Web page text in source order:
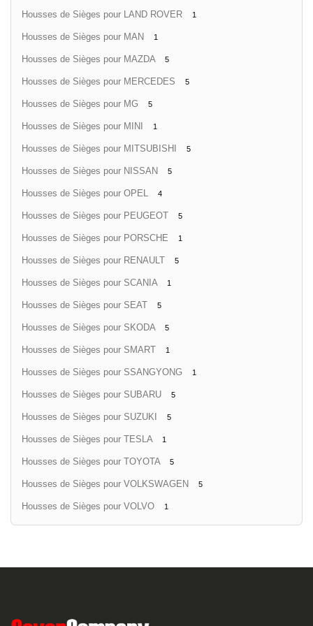
Housses de Sièges pour LAND ROVER 1
Housses de Sièges pour MAN 1
Housses de Sièges pour MAZDA 5
Housses de Sièges pour MERCEDES 5
Housses de Sièges pour MG 5
Housses de Sièges pour MINI 1
Housses de Sièges pour MITSUBISHI 5
Housses de Sièges pour NISSAN 5
Housses de Sièges pour OPEL 4
Housses de Sièges pour PEUGEOT 5
Housses de Sièges pour PORSCHE 1
Housses de Sièges pour RENAULT 5
Housses de Sièges pour SCANIA 1
Housses de Sièges pour SEAT 5
Housses de Sièges pour SKODA 5
Housses de Sièges pour SMART 1
Housses de Sièges pour SSANGYONG 1
Housses de Sièges pour SUBARU 5
Housses de Sièges pour SUZUKI 5
Housses de Sièges pour TESLA 1
Housses de Sièges pour TOYOTA 5
Housses de Sièges pour VOLKSWAGEN 5
Housses de Sièges pour VOLVO 1